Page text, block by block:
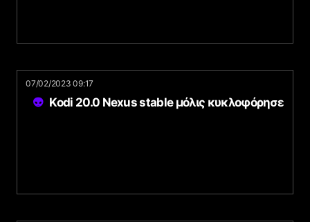
07/02/2023 09:17
Kodi 20.0 Nexus stable μόλις κυκλοφόρησε